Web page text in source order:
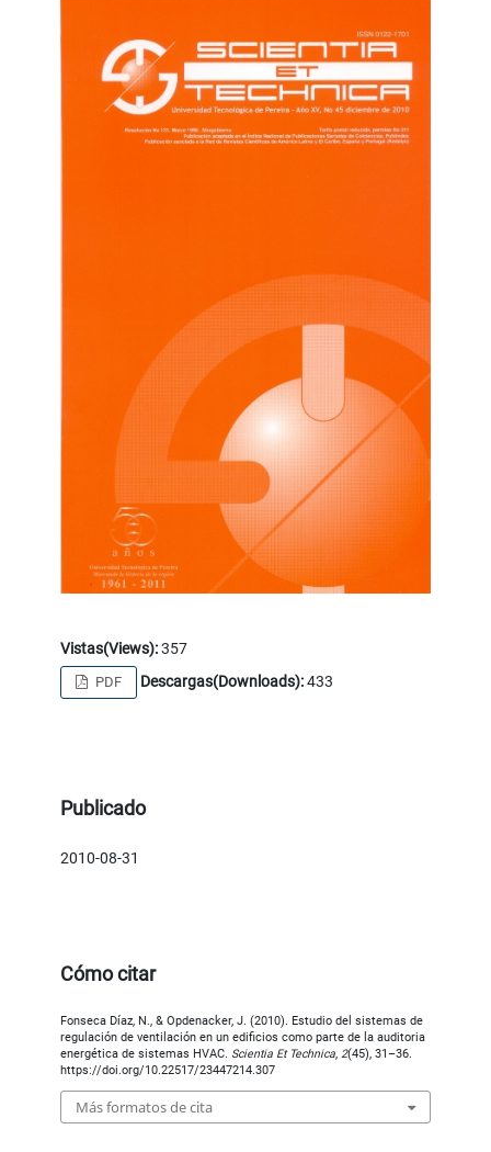
Vistas(Views):357
PDF Descargas(Downloads):433
Publicado
2010-08-31
Cómo citar
Fonseca Díaz, N., & Opdenacker, J. (2010). Estudio del sistemas de
regulación de ventilación en un edificios como parte de la auditoria
energética de sistemas HVAC. Scientia Et Technica,2(45), 31–36.
https://doi.org/10.22517/23447214.307
Más formatos de cita